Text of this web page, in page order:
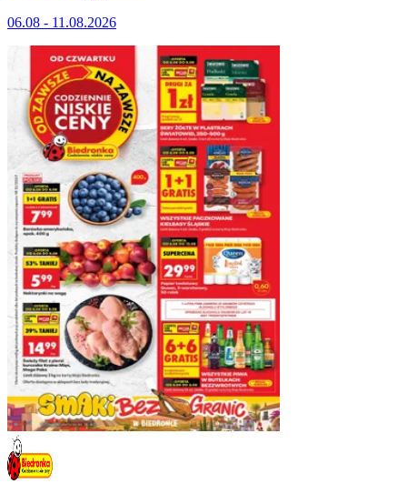
06.08 - 11.08.2026